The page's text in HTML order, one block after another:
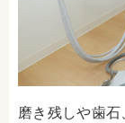
磨き残しや歯